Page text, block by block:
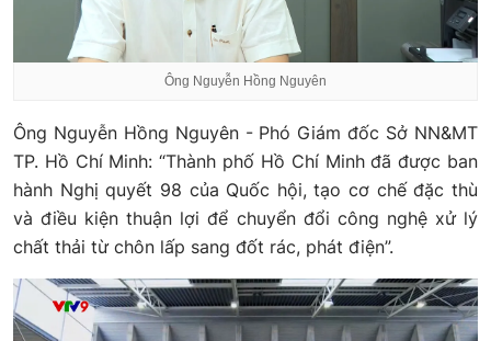
Ông Nguyễn Hồng Nguyên
Ông Nguyễn Hồng Nguyên - Phó Giám đốc Sở NN&MT
TP. Hồ Chí Minh: “Thành phố Hồ Chí Minh đã được ban
hành Nghị quyết 98 của Quốc hội, tạo cơ chế đặc thù
và điều kiện thuận lợi để chuyển đổi công nghệ xử lý
chất thải từ chôn lấp sang đốt rác, phát điện”.